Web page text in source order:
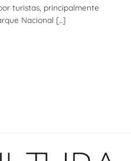
turistas, principalmente
Nacional [...]